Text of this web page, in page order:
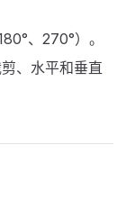
、270°）。
、水平和垂直